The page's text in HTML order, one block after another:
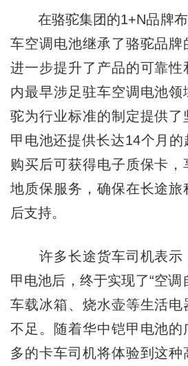
在骆驼集团的1+N品牌布
车空调电池继承了骆驼品牌
进一步提升了产品的可靠性
内最早涉足驻车空调电池
驼为行业标准的制定提供
甲电池还提供长达14个月
购买后可获得电子质保卡
地质保服务，确保在长途旅
后支持。
许多长途货车司机表示
甲电池后，终于实现了“空调
车载冰箱、烧水壶等生活
不足。随着华中铠甲电池的
多的卡车司机将体验到这种